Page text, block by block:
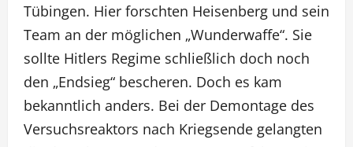
Tübingen. Hier forschten Heisenberg und sein
Team an der möglichen „Wunderwaffe“. Sie
sollte Hitlers Regime schließlich doch noch
den „Endsieg“ bescheren. Doch es kam
bekanntlich anders. Bei der Demontage des
Versuchsreaktors nach Kriegsende gelangten